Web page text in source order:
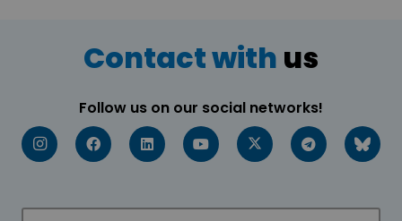
Contact with us
Follow us on our social networks!